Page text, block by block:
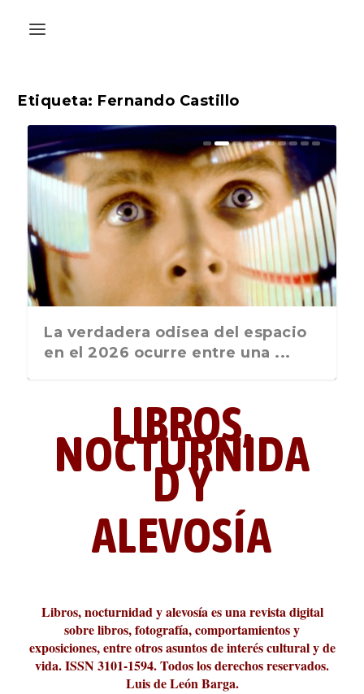
Etiqueta: Fernando Castillo
La última postal de la temporada
nos recuerda que nos vamos ...
La verdadera odisea del espacio
en el 2026 ocurre entre una ...
Liber 2026 al Fomento de la Le...
Revista Cultural Turia, númer...
10.000 pasos al día? Lo que d...
paisajística del mar de Sicil...
París
metafísicos de la novela ne...
LIBROS,
NOCTURNIDA
D Y
ALEVOSÍA
Libros, nocturnidad y alevosía es una revista digital
sobre libros, fotografía, comportamientos y
exposiciones, entre otros asuntos de interés cultural y de
vida. ISSN 3101-1594. Todos los derechos reservados.
Luis de León Barga.